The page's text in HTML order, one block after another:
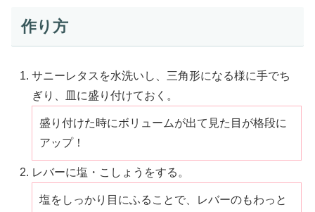
作り方
サニーレタスを水洗いし、三角形になる様に手でち
ぎり、皿に盛り付けておく。
盛り付けた時にボリュームが出て見た目が格段に
アップ！
レバーに塩・こしょうをする。
塩をしっかり目にふることで、レバーのもわっと